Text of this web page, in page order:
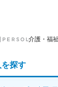
介護・福
探す